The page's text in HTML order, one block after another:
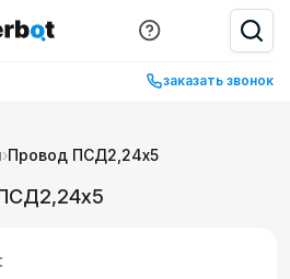
заказать звонок
›Провод ПСД2,24х5